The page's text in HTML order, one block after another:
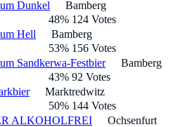
Dunkel
Bamberg
48% 124 Votes
Hell
Bamberg
53% 156 Votes
Sandkerwa-Festbier
Bamberg
43% 92 Votes
Marktredwitz
50% 144 Votes
ALKOHOLFREI
Ochsenfurt